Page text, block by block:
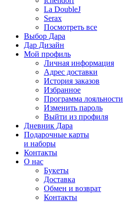
La DoubleJ
Serax
Посмотреть все
Выбор Дара
Дар Дизайн
Мой профиль
Личная информация
Адрес доставки
История заказов
Избранное
Программа лояльности
Изменить пароль
Выйти из профиля
Дневник Дара
Подарочные карты
и наборы
Контакты
О нас
Букеты
Доставка
Обмен и возврат
Контакты